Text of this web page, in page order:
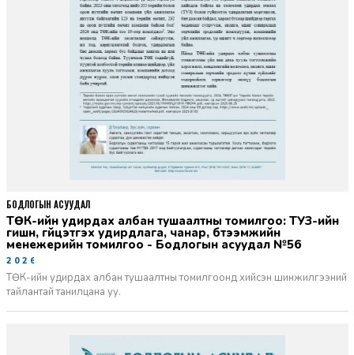
ТӨК-ийн удирдах албан тушаалтны томилгоо: ТУЗ-ийн
гишүүн, гүйцэтгэх удирдлага, чанар, бүтээмжийн
менежерийн томилгоо - Бодлогын асуудал №56
2026-06-02
ТӨК-ийн удирдах албан тушаалтны томилгоонд хийсэн шинжилгээний
тайлантай танилцана уу.
БОДЛОГЫН АСУУДАЛ